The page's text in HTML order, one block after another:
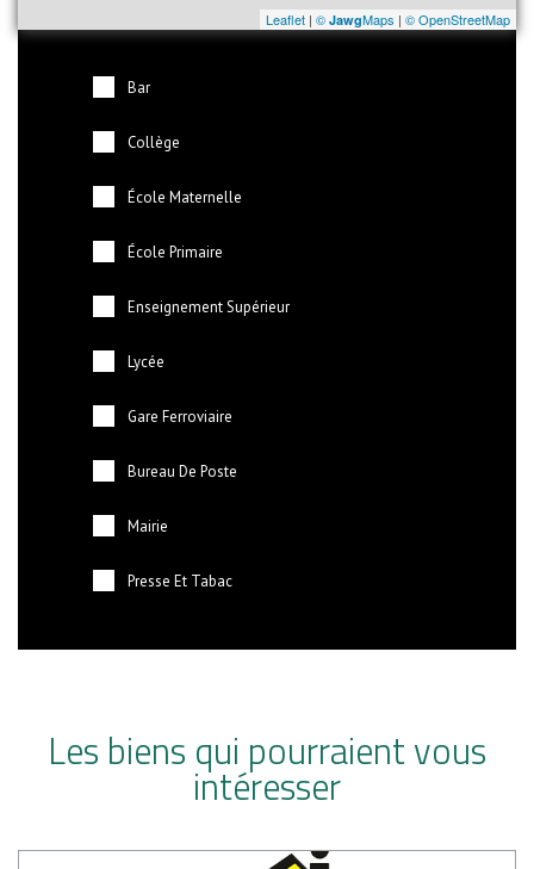
Leaflet | © JawgMaps | © OpenStreetMap
Bar
Collège
École Maternelle
École Primaire
Enseignement Supérieur
Lycée
Gare Ferroviaire
Bureau De Poste
Mairie
Presse Et Tabac
Les biens qui pourraient vous
intéresser